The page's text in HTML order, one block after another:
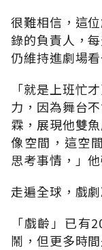
很難相信，這
錄的負責人，
仍維持進劇場
「就是上班忙
力，因為舞台
霖，展現他雙
像空間，這空
思考事情，」他
走遍全球，戲
「戲齡」已有
鬧，但更多時